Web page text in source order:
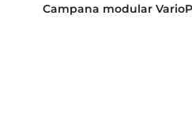
Campana modular